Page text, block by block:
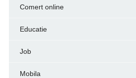
Comert online
Educatie
Job
Mobila